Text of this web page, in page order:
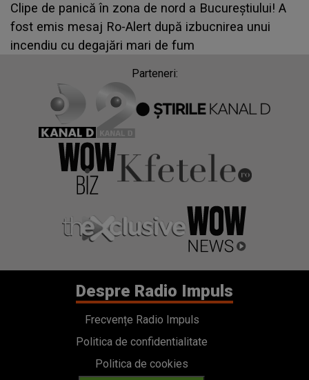
Clipe de panică în zona de nord a Bucureștiului! A
fost emis mesaj Ro-Alert după izbucnirea unui
incendiu cu degajări mari de fum
Parteneri:
Despre Radio Impuls
Frecvențe Radio Impuls
Politica de confidentialitate
Politica de cookies